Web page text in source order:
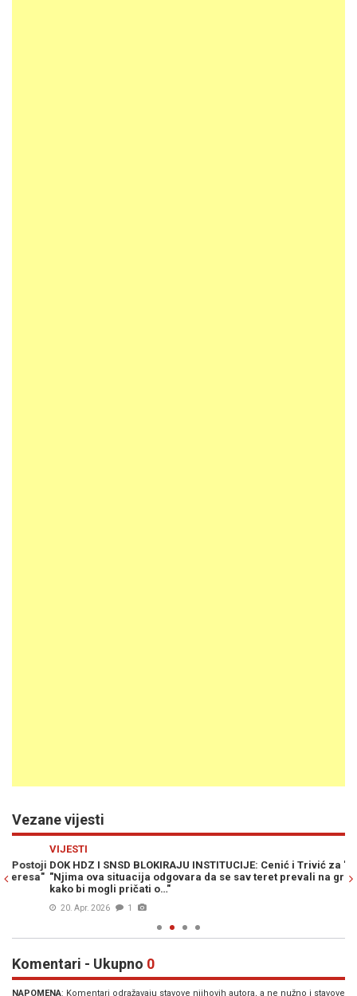
Vezane vijesti
VIJESTI
DOK HDZ I SNSD BLOKIRAJU INSTITUCIJE: Cenić i Trivić za "SB" –
"Njima ova situacija odgovara da se sav teret prevali na građane
kako bi mogli pričati o…"
20. Apr. 2026 1
Komentari - Ukupno 0
NAPOMENA: Komentari odražavaju stavove njihovih autora, a ne nužno i stavove